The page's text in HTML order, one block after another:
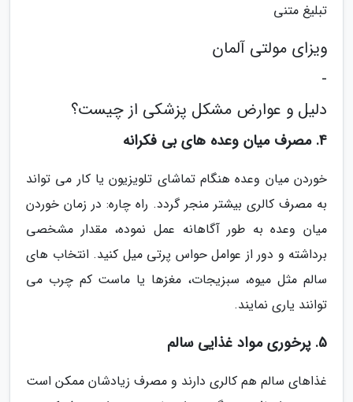
تبلیغ متنی
ویزای مولتی آلمان
-
دلیل و عوارض مشکل پزشکی از چیست؟
4. مصرف میان وعده های بی فکرانه
خوردن میان وعده هنگام تماشای تلویزیون یا کار می تواند
به مصرف کالری بیشتر منجر گردد. راه چاره: در زمان خوردن
میان وعده به طور آگاهانه عمل نموده، مقدار مشخصی
برداشته و دور از عوامل حواس پرتی میل کنید. انتخاب های
سالم مثل میوه، سبزیجات، مغزها یا ماست کم چرب می
توانند یاری نمایند.
5. پرخوری مواد غذایی سالم
غذاهای سالم هم کالری دارند و مصرف زیادشان ممکن است